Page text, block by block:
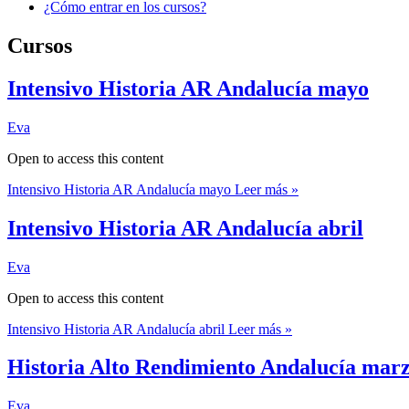
¿Cómo entrar en los cursos?
Cursos
Intensivo Historia AR Andalucía mayo
Eva
Open to access this content
Intensivo Historia AR Andalucía mayo Leer más »
Intensivo Historia AR Andalucía abril
Eva
Open to access this content
Intensivo Historia AR Andalucía abril Leer más »
Historia Alto Rendimiento Andalucía